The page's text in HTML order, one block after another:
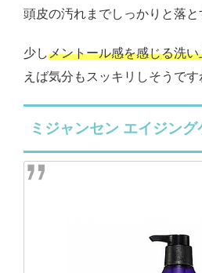
頭皮の汚れまでしっかりと落と
少しメントール感を感じる洗い
えば気分もスッキリしそうです
ミジャンセン エイジン